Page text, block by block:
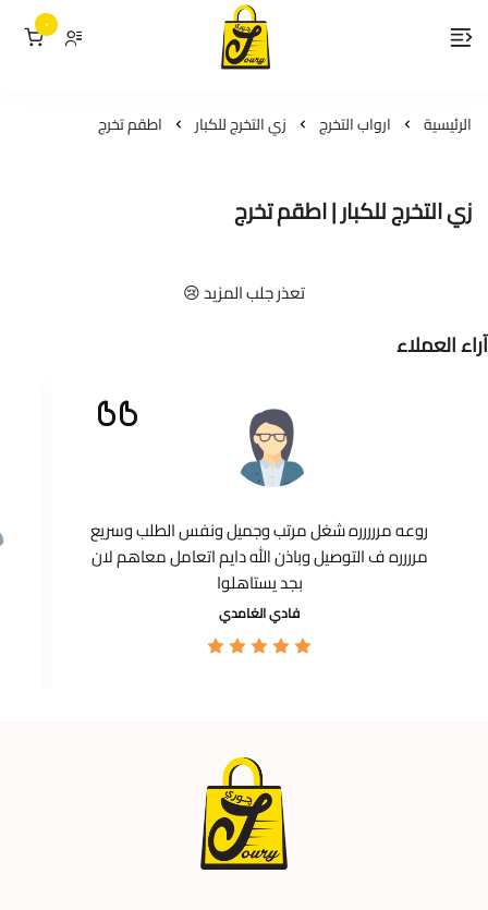
لمسات جوري
٠
الرئيسية ارواب التخرج زي التخرج للكبار اطقم تخرج
زي التخرج للكبار | اطقم تخرج
تعذر جلب المزيد 😢
آراء العملاء
روعه مررررره شغل مرتب وجميل ونفس الطلب وسريع
مرررره ف التوصيل وباذن الله دايم اتعامل معاهم لان
بجد يستاهلوا
فادي الغامدي